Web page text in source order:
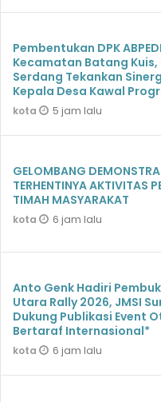
Pembentukan DPK
Kecamatan Batang Kuis,
Serdang Tekankan
Kepala Desa Kawal
kota 5 jam lalu
GELOMBANG
TERHENTINYA AKTIVITAS
TIMAH MASYARAKAT
kota 6 jam lalu
Anto Genk Hadiri
Utara Rally 2026, JMSI
Dukung Publikasi Event
Bertaraf Internasional*
kota 6 jam lalu